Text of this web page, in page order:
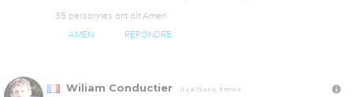
35 personnes ont dit Amen
AMEN RÉPONDRE
Wiliam Conductier Il y a 13 ans, 3 mois